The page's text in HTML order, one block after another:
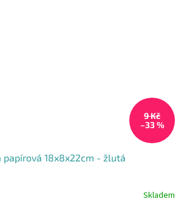
9 Kč
–33 %
papírová 18x8x22cm - žlutá
Skladem